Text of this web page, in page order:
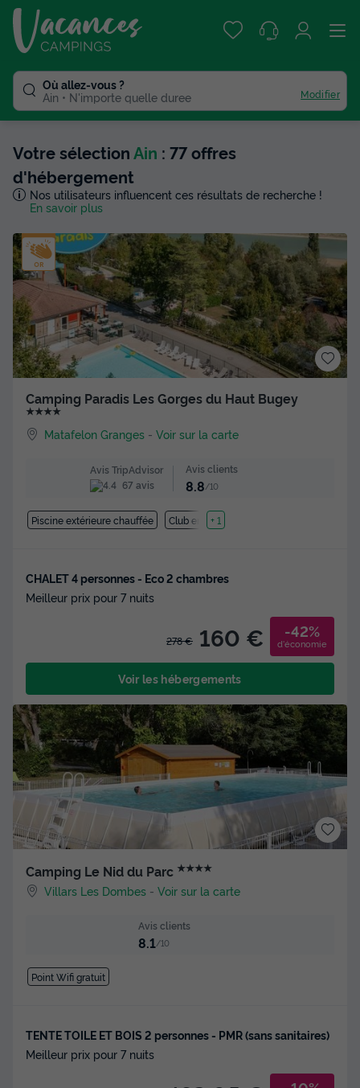
Où allez-vous ?
Ain
N'importe quelle duree Modifier
Votre sélectionAin : 77 offres
d'hébergement
Nos utilisateurs influencent ces résultats de recherche !
En savoir plus
Camping Paradis Les Gorges du Haut Bugey
★★★★
Matafelon Granges -Voir sur la carte
Avis TripAdvisor
67 avis
Avis clients
8.8/10
Piscine extérieure chauffée Club enfant
+ 1
CHALET 4 personnes - Eco 2 chambres
Meilleur prix pour 7 nuits
278 € 160 € -42%
d'économie
Voir les hébergements
Camping Le Nid du Parc ★★★★
Villars Les Dombes -Voir sur la carte
Avis clients
8.1/10
Point Wifi gratuit
TENTE TOILE ET BOIS 2 personnes - PMR (sans sanitaires)
Meilleur prix pour 7 nuits